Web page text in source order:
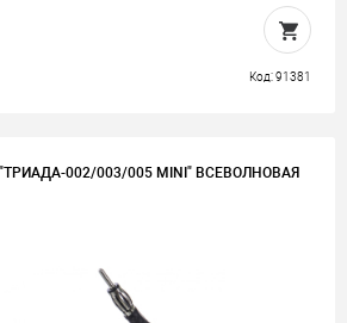
Код: 91381
002/003/005 MINI" ВСЕВОЛНОВАЯ